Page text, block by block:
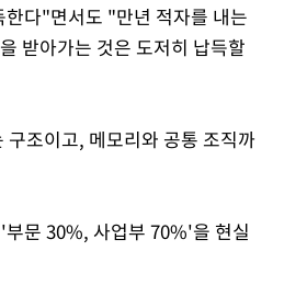
한다"면서도 "만년 적자를 내는
받아가는 것은 도저히 납득할
조이고, 메모리와 공통 조직까
문 30%, 사업부 70%'을 현실